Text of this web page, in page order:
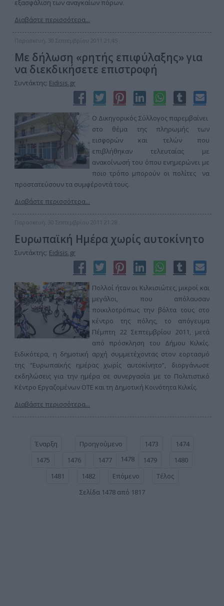
εξασφάλιση των αναγκαίων πόρων.
Διαβάστε περισσότερα...
Παρασκευή, 30 Σεπτεμβρίου 2011 21:45
Με δήλωση «ρητής επιφύλαξης» για
να διεκδικήσετε επιστροφή
Συντάκτης: Eidisis.gr
Ο Δικηγορικός Σύλλογος παρεμβαίνει
στο θέμα της πληρωμής των
εισφορών και τελών που
επιβλήθηκαν τελευταίας με
ανακοίνωσή του όπου ενημερώνει με
ποιο τρόπο μπορούν οι πολίτες να
προστατεύσουν τα συμφέροντά τους.
Διαβάστε περισσότερα...
Παρασκευή, 30 Σεπτεμβρίου 2011 21:28
Ευρωπαϊκή Ημέρα χωρίς αυτοκίνητο
Συντάκτης: Eidisis.gr
Πολλοί ήταν οι Κιλκισιώτες, μικροί και
μεγάλοι, που απόλαυσαν
ποικιλοτρόπως την βόλτα τους στο
κέντρο της πόλης, το απόγευμα
Πέμπτη 22 Σεπτεμβρίου 2011, μετά
από πρόσκληση του Δήμου Κιλκίς.
Ειδικότερα, η δημοτική αρχή συμμετέχοντας στον εορτασμό
της “Ευρωπαϊκής ημέρας χωρίς αυτοκίνητο”, διοργάνωσε
εκδηλώσεις για την ημέρα σε συνεργασία με το Πολιτιστικό
Κέντρο Εργαζομένων ΟΤΕ και τη Δημοτική Κοινότητα Κιλκίς.
Διαβάστε περισσότερα...
Έναρξη Προηγούμενο 1473
1474
1475
1476 1477 1478 1479
1480
1481
1482 Επόμενο
Τέλος
Σελίδα 1478 από 1817